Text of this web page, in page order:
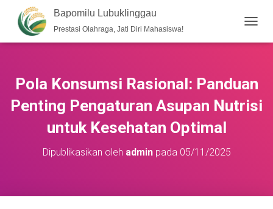
Bapomilu Lubuklinggau
Prestasi Olahraga, Jati Diri Mahasiswa!
O
E
A
Pola Konsumsi Rasional: Panduan
Penting Pengaturan Asupan Nutrisi
untuk Kesehatan Optimal
Dipublikasikan oleh adminpada 05/11/2025